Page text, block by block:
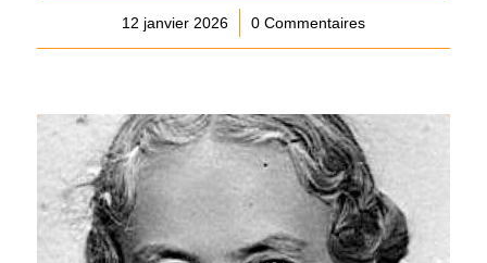
12 janvier 2026
/ 0 Commentaires